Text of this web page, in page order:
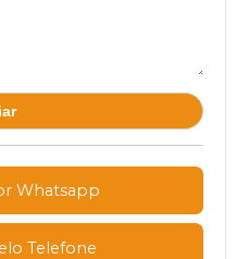
Whatsapp
Telefone